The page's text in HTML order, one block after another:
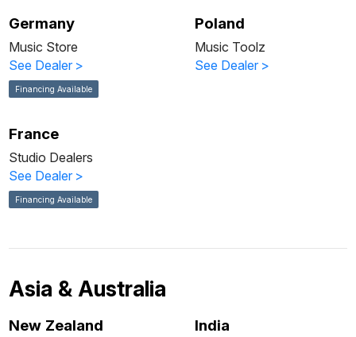
Germany
Music Store
See Dealer >
Financing Available
Poland
Music Toolz
See Dealer >
France
Studio Dealers
See Dealer >
Financing Available
Asia & Australia
New Zealand India